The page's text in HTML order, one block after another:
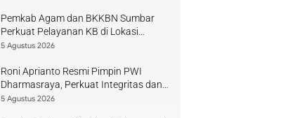
Pemkab Agam dan BKKBN Sumbar
Perkuat Pelayanan KB di Lokasi
Bencana
5 Agustus 2026
Roni Aprianto Resmi Pimpin PWI
Dharmasraya, Perkuat Integritas dan
Kompetensi Jurnalis
5 Agustus 2026